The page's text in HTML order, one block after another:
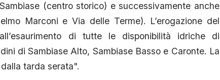
(centro storico) e successivamente anche
Marconi e Via delle Terme). L’erogazione del
di tutte le disponibilità idriche di
di Sambiase Alto, Sambiase Basso e Caronte. La
tarda serata".